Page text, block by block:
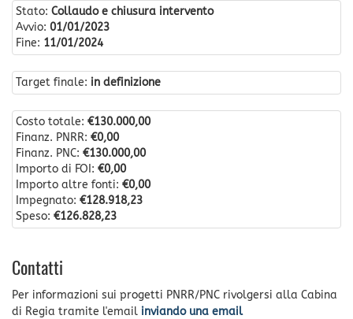
Stato: Collaudo e chiusura intervento
Avvio: 01/01/2023
Fine: 11/01/2024
Target finale: in definizione
Costo totale: €130.000,00
Finanz. PNRR: €0,00
Finanz. PNC: €130.000,00
Importo di FOI: €0,00
Importo altre fonti: €0,00
Impegnato: €128.918,23
Speso: €126.828,23
Contatti
Per informazioni sui progetti PNRR/PNC rivolgersi alla Cabina
di Regia tramite l'email inviando una email